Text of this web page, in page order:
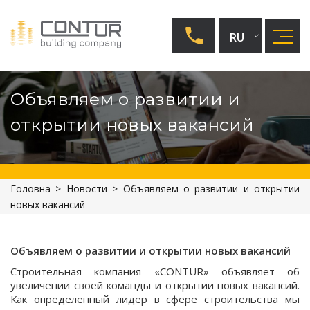
UA
EN
RU
Объявляем о развитии и
открытии новых вакансий
Головна > Новости > Объявляем о развитии и открытии
новых вакансий
Объявляем о развитии и открытии новых вакансий
Строительная компания «CONTUR» объявляет об
увеличении своей команды и открытии новых вакансий.
Как определенный лидер в сфере строительства мы